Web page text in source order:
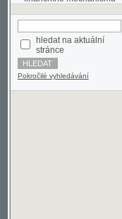
hledat na aktuální
stránce
Pokročilé vyhledávání